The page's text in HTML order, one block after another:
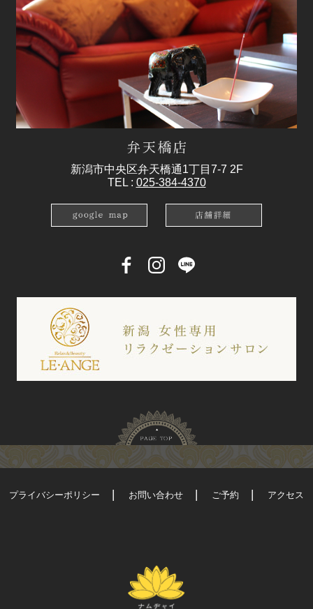
新潟市中央区弁天橋通1丁目7-7 2F
TEL : 025-384-4370
プライバシーポリシー お問い合わせ ご予約 アクセス